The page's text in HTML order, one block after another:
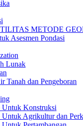
METODE
Asesmen Pondasi
Lunak
Tanah dan Pengeboran
Untuk Konstruksi
Untuk Agrikultur dan